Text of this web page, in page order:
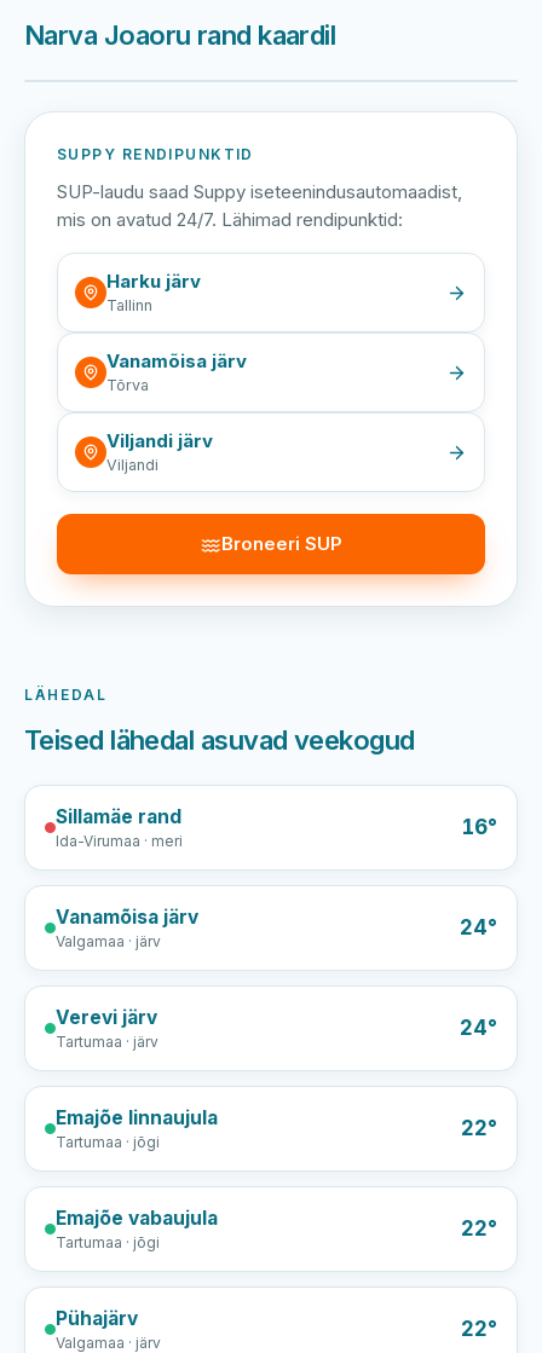
Narva Joaoru rand kaardil
Narva
Harku järv Vanamõisa järv
Viljandi järv
SUPPY RENDIPUNKTID
SUP-laudu saad Suppy iseteenindusautomaadist,
mis on avatud 24/7. Lähimad rendipunktid:
Harku järv
Tallinn
Vanamõisa järv
Tõrva
Viljandi järv
Viljandi
Broneeri SUP
LÄHEDAL
Teised lähedal asuvad veekogud
Sillamäe rand
Ida-Virumaa · meri
16°
Vanamõisa järv
Valgamaa · järv
24°
Verevi järv
Tartumaa · järv
24°
Emajõe linnaujula
Tartumaa · jõgi
22°
Emajõe vabaujula
Tartumaa · jõgi
22°
Pühajärv
Valgamaa · järv
22°